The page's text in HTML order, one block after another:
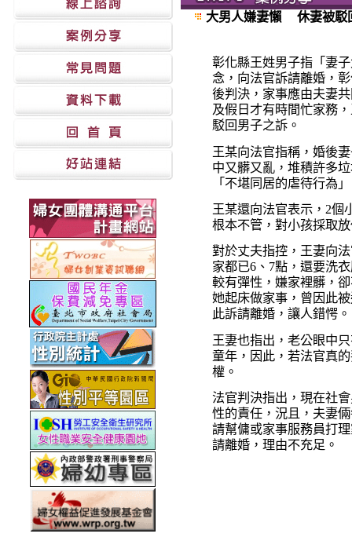
大男人嫌妻懶 休妻被駁
彰化縣王姓男子指「妻
念，向法官訴請離婚，
後判決，家事應由夫妻
及假日才有時間忙家務
駁回男子之訴。
王某向法官指稱，婚後
中又髒又亂，堆積許多
「不堪同居的虐待行為
王某還向法官表示，2個
根本不管，對小孩採取
對於丈夫指控，王妻向
家都已6、7點，還要洗
較有彈性，嫌家裡髒，
她起床做家事，曾因此
此訴請離婚，讓人錯愕。
王妻也指出，老公眼中
童年，因此，若法官真
權。
法官判決指出，現在社
性的責任，況且，夫妻
請幫傭或家事服務員打
請離婚，理由不充足。